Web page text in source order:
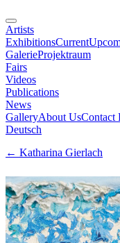
Artists
ExhibitionsCurrent
GalerieProjektraum
Fairs
Videos
Publications
News
GalleryAbout UsContact
Deutsch
← Katharina Gierlach